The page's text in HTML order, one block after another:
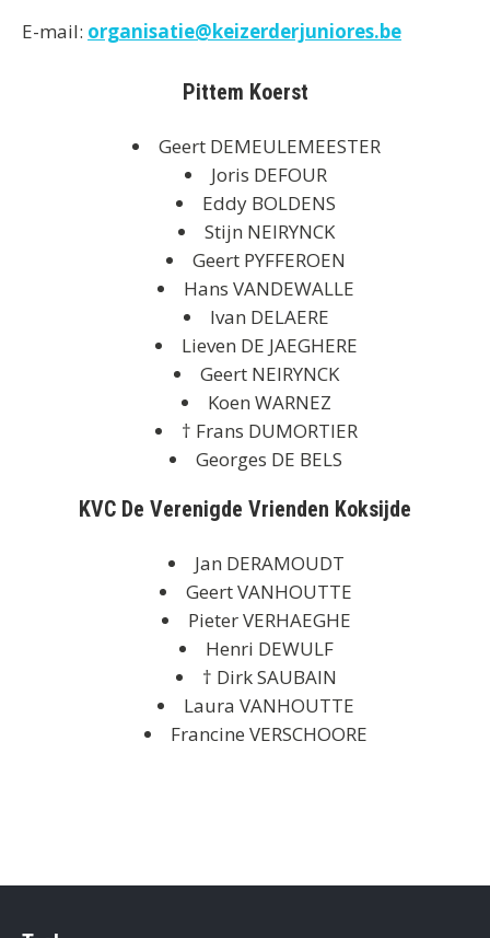
E-mail: organisatie@keizerderjuniores.be
Pittem Koerst
Geert DEMEULEMEESTER
Joris DEFOUR
Eddy BOLDENS
Stijn NEIRYNCK
Geert PYFFEROEN
Hans VANDEWALLE
Ivan DELAERE
Lieven DE JAEGHERE
Geert NEIRYNCK
Koen WARNEZ
† Frans DUMORTIER
Georges DE BELS
KVC De Verenigde Vrienden Koksijde
Jan DERAMOUDT
Geert VANHOUTTE
Pieter VERHAEGHE
Henri DEWULF
† Dirk SAUBAIN
Laura VANHOUTTE
Francine VERSCHOORE